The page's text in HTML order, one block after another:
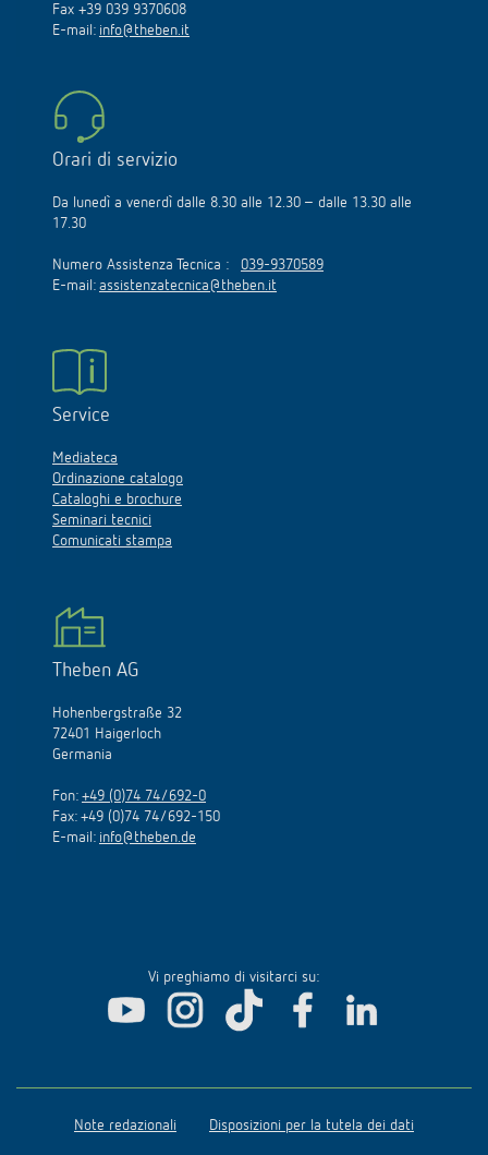
Fax +39 039 9370608
E-mail: info@theben.it
Orari di servizio
Da lunedì a venerdì dalle 8.30 alle 12.30 – dalle 13.30 alle
17.30
Numero Assistenza Tecnica : 039-9370589
E-mail: assistenzatecnica@theben.it
Service
Mediateca
Ordinazione catalogo
Cataloghi e brochure
Seminari tecnici
Comunicati stampa
Theben AG
Hohenbergstraße 32
72401 Haigerloch
Germania
Fon: +49 (0)74 74/692-0
Fax: +49 (0)74 74/692-150
E-mail: info@theben.de
Vi preghiamo di visitarci su:
Note redazionali Disposizioni per la tutela dei dati